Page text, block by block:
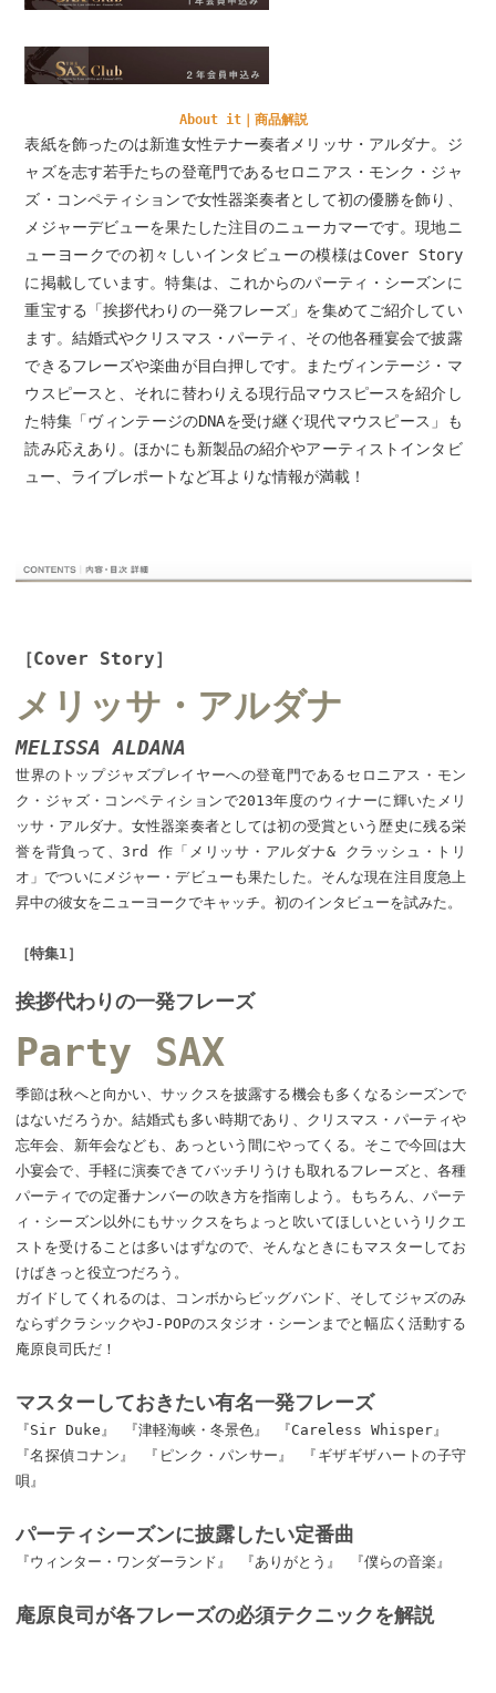
About it｜商品解説
表紙を飾ったのは新進女性テナー奏者メリッサ・アルダナ。ジ
ャズを志す若手たちの登竜門であるセロニアス・モンク・ジャ
ズ・コンペティションで女性器楽奏者として初の優勝を飾り、
メジャーデビューを果たした注目のニューカマーです。現地ニ
ューヨークでの初々しいインタビューの模様はCover Story
に掲載しています。特集は、これからのパーティ・シーズンに
重宝する「挨拶代わりの一発フレーズ」を集めてご紹介してい
ます。結婚式やクリスマス・パーティ、その他各種宴会で披露
できるフレーズや楽曲が目白押しです。またヴィンテージ・マ
ウスピースと、それに替わりえる現行品マウスピースを紹介し
た特集「ヴィンテージのDNAを受け継ぐ現代マウスピース」も
読み応えあり。ほかにも新製品の紹介やアーティストインタビ
ュー、ライブレポートなど耳よりな情報が満載！
［Cover Story］
メリッサ・アルダナ
MELISSA ALDANA
世界のトップジャズプレイヤーへの登竜門であるセロニアス・モン
ク・ジャズ・コンペティションで2013年度のウィナーに輝いたメリ
ッサ・アルダナ。女性器楽奏者としては初の受賞という歴史に残る栄
誉を背負って、3rd 作「メリッサ・アルダナ& クラッシュ・トリ
オ」でついにメジャー・デビューも果たした。そんな現在注目度急上
昇中の彼女をニューヨークでキャッチ。初のインタビューを試みた。
［特集1］
挨拶代わりの一発フレーズ
Party SAX
季節は秋へと向かい、サックスを披露する機会も多くなるシーズンで
はないだろうか。結婚式も多い時期であり、クリスマス・パーティや
忘年会、新年会なども、あっという間にやってくる。そこで今回は大
小宴会で、手軽に演奏できてバッチリうけも取れるフレーズと、各種
パーティでの定番ナンバーの吹き方を指南しよう。もちろん、パーテ
ィ・シーズン以外にもサックスをちょっと吹いてほしいというリクエ
ストを受けることは多いはずなので、そんなときにもマスターしてお
けばきっと役立つだろう。
ガイドしてくれるのは、コンボからビッグバンド、そしてジャズのみ
ならずクラシックやJ-POPのスタジオ・シーンまでと幅広く活動する
庵原良司氏だ！
マスターしておきたい有名一発フレーズ
『Sir Duke』 『津軽海峡・冬景色』 『Careless Whisper』
『名探偵コナン』 『ピンク・パンサー』 『ギザギザハートの子守
唄』
パーティシーズンに披露したい定番曲
『ウィンター・ワンダーランド』 『ありがとう』 『僕らの音楽』
庵原良司が各フレーズの必須テクニックを解説